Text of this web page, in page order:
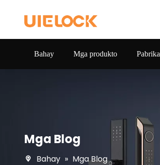
Bahay Mga produkto Pabrika
Mga Blog
Bahay » Mga Blog